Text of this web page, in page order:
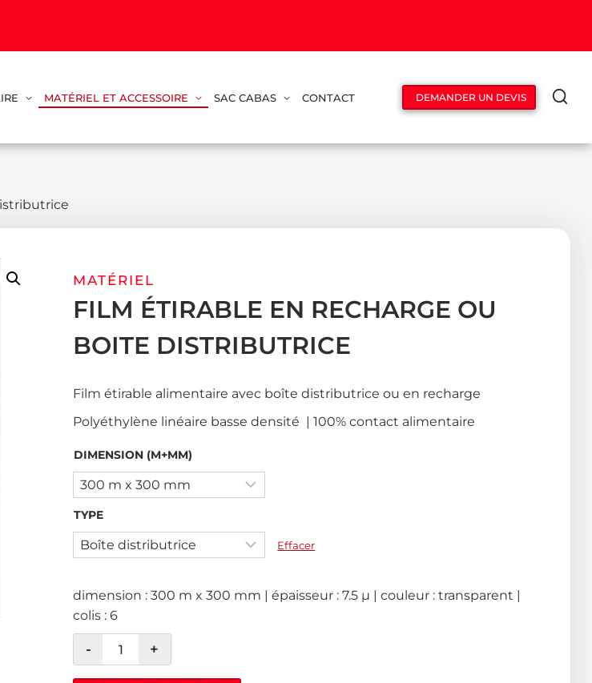
MATÉRIEL ET ACCESSOIRE SAC CABAS CONTACT DEMANDER UN DEVIS
MATÉRIEL
FILM ÉTIRABLE EN RECHARGE OU
BOITE DISTRIBUTRICE
Film étirable alimentaire avec boîte distributrice ou en recharge
Polyéthylène linéaire basse densité | 100% contact alimentaire
DIMENSION (M+MM)
TYPE
Effacer
dimension : 300 m x 300 mm | épaisseur : 7.5 µ | couleur : transparent |
colis : 6